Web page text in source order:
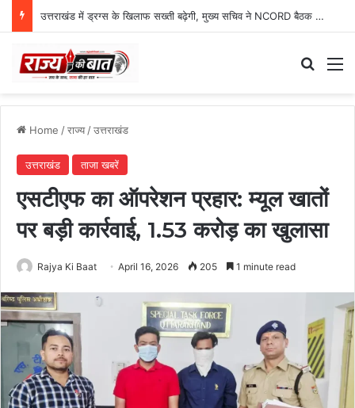
ग्राफिक एरा को बड़ी सफलता, एनएमसी ने 250 एमबीबीएस सीटों को दी मंजूरी
Home /राज्य/उत्तराखंड
उत्तराखंड ताजा खबरें
एसटीएफ का ऑपरेशन प्रहार: म्यूल खातों
पर बड़ी कार्रवाई, 1.53 करोड़ का खुलासा
Rajya Ki Baat April 16, 2026 205 1 minute read